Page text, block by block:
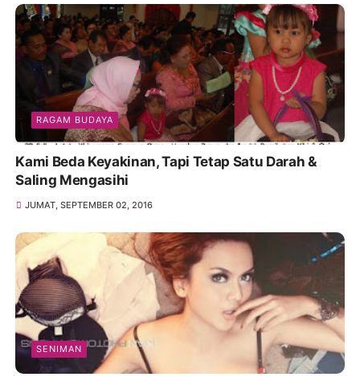
RAGAM BUDAYA
Kami Beda Keyakinan, Tapi Tetap Satu Darah &
Saling Mengasihi
JUMAT, SEPTEMBER 02, 2016
SENIMAN